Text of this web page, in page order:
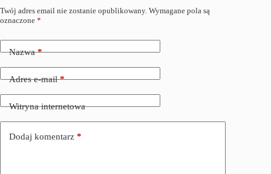
Twój adres email nie zostanie opublikowany. Wymagane pola są
oznaczone *
Nazwa*
Adres e-mail*
Witryna internetowa
Dodaj komentarz *